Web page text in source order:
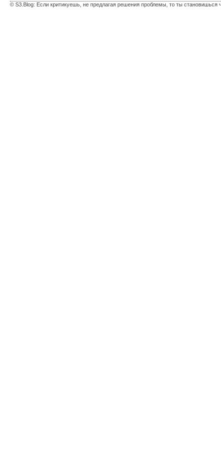
© S3.Blog: Если критикуешь, не предлагая решения проблемы, то ты становишься